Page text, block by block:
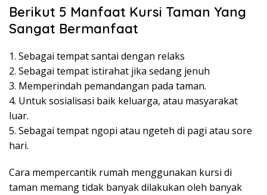
Berikut 5 Manfaat Kursi Taman Yang
Sangat Bermanfaat
1. Sebagai tempat santai dengan relaks
2. Sebagai tempat istirahat jika sedang jenuh
3. Memperindah pemandangan pada taman.
4. Untuk sosialisasi baik keluarga, atau masyarakat
luar.
5. Sebagai tempat ngopi atau ngeteh di pagi atau sore
hari.
Cara mempercantik rumah menggunakan kursi di
taman memang tidak banyak dilakukan oleh banyak